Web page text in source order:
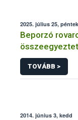
2025. július 25, péntek
Beporzó
TOVÁBB >
2014. június 3, kedd